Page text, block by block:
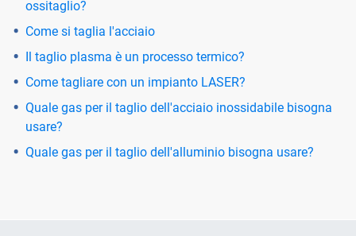
ossitaglio?
Come si taglia l'acciaio
Il taglio plasma è un processo termico?
Come tagliare con un impianto LASER?
Quale gas per il taglio dell'acciaio inossidabile bisogna
usare?
Quale gas per il taglio dell'alluminio bisogna usare?